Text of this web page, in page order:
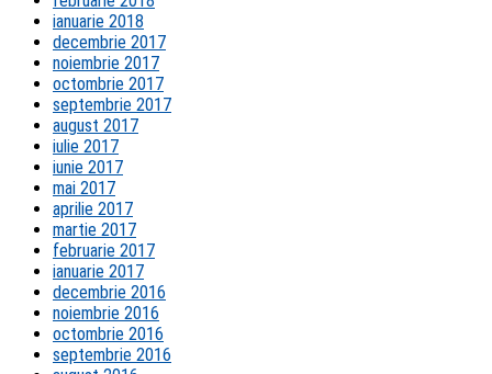
ianuarie 2018
decembrie 2017
noiembrie 2017
octombrie 2017
septembrie 2017
august 2017
iulie 2017
iunie 2017
mai 2017
aprilie 2017
martie 2017
februarie 2017
ianuarie 2017
decembrie 2016
noiembrie 2016
octombrie 2016
septembrie 2016